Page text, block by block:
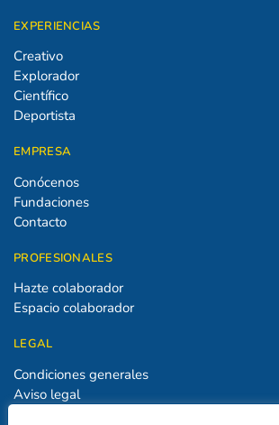
EXPERIENCIAS
Creativo
Explorador
Científico
Deportista
EMPRESA
Conócenos
Fundaciones
Contacto
PROFESIONALES
Hazte colaborador
Espacio colaborador
LEGAL
Condiciones generales
Aviso legal